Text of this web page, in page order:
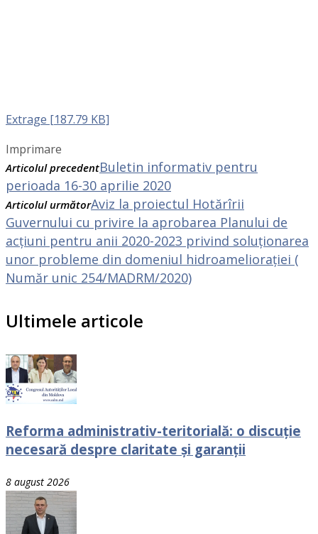
Extrage [187.79 KB]
Imprimare
Articolul precedentBuletin informativ pentru
perioada 16-30 aprilie 2020
Articolul următorAviz la proiectul Hotărîrii
Guvernului cu privire la aprobarea Planului de
acțiuni pentru anii 2020-2023 privind soluționarea
unor probleme din domeniul hidroameliorației (
Număr unic 254/MADRM/2020)
Ultimele articole
Reforma administrativ-teritorială: o discuție
necesară despre claritate și garanții
8 august 2026